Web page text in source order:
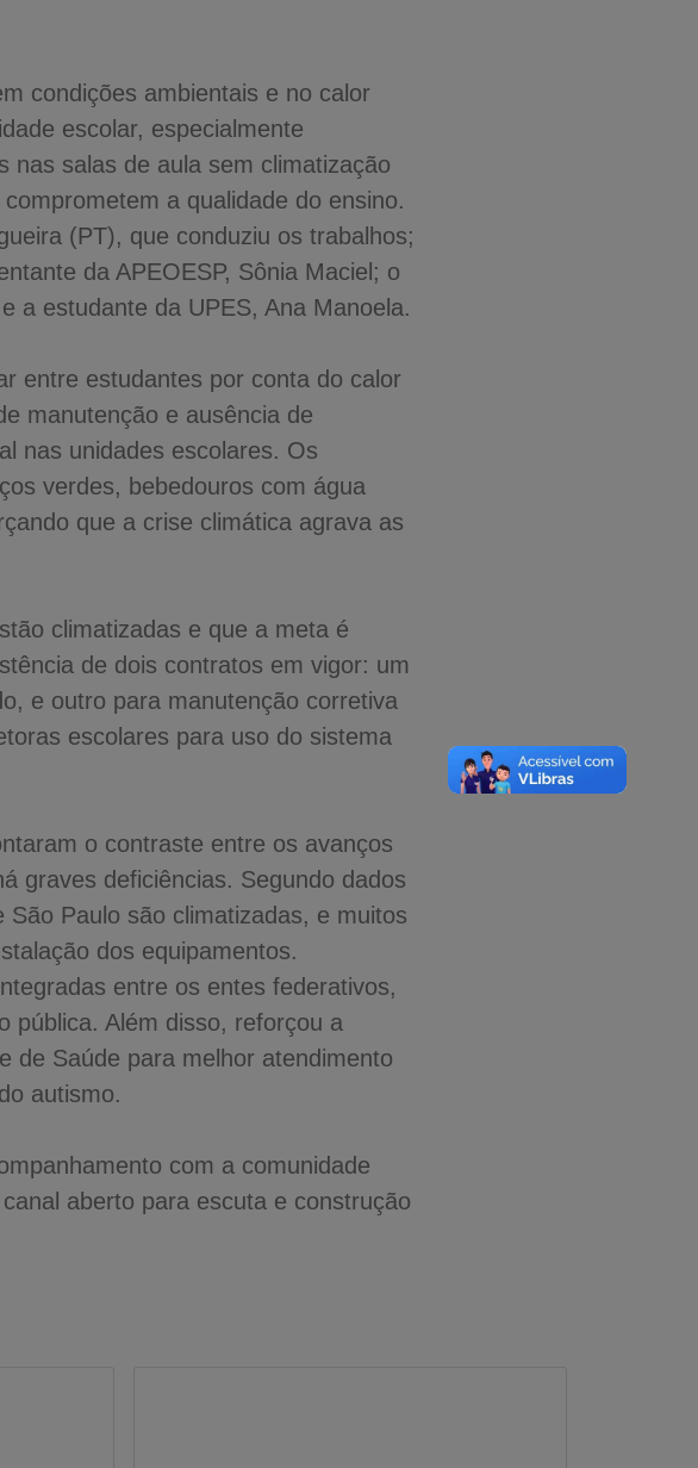
condições ambientais e no calor
escolar, especialmente
nas salas de aula sem climatização
a qualidade do ensino.
(PT), que conduziu os trabalhos;
da APEOESP, Sônia Maciel; o
a estudante da UPES, Ana Manoela.
entre estudantes por conta do calor
manutenção e ausência de
nas unidades escolares. Os
verdes, bebedouros com água
que a crise climática agrava as
climatizadas e que a meta é
de dois contratos em vigor: um
e outro para manutenção corretiva
escolares para uso do sistema
o contraste entre os avanços
graves deficiências. Segundo dados
Paulo são climatizadas, e muitos
dos equipamentos.
entre os entes federativos,
pública. Além disso, reforçou a
de Saúde para melhor atendimento
autismo.
com a comunidade
aberto para escuta e construção